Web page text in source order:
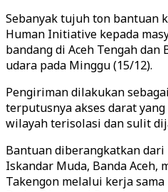
Sebanyak tujuh ton bantuan
Human Initiative kepada
bandang di Aceh Tengah
udara pada Minggu (15/12).
Pengiriman dilakukan
terputusnya akses darat
wilayah terisolasi dan sulit
Bantuan diberangkatkan dari
Iskandar Muda, Banda Aceh,
Takengon melalui kerja